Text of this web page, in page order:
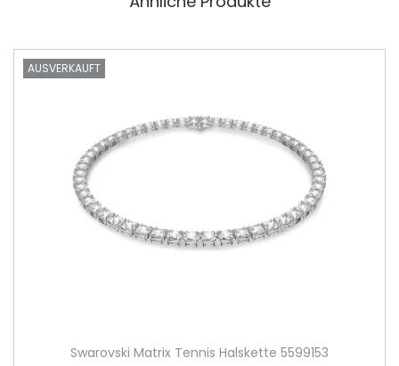
AUSVERKAUFT
Swarovski Matrix Tennis Halskette 5599153